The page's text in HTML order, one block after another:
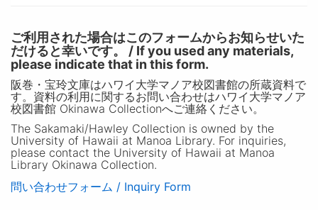
ご利用された場合はこのフォームからお知らせいた
だけると幸いです。 / If you used any materials,
please indicate that in this form.
阪巻・宝玲文庫はハワイ大学マノア校図書館の所蔵資料で
す。資料の利用に関するお問い合わせはハワイ大学マノア
校図書館 Okinawa Collectionへご連絡ください。
The Sakamaki/Hawley Collection is owned by the
University of Hawaii at Manoa Library. For inquiries,
please contact the University of Hawaii at Manoa
Library Okinawa Collection.
問い合わせフォーム / Inquiry Form